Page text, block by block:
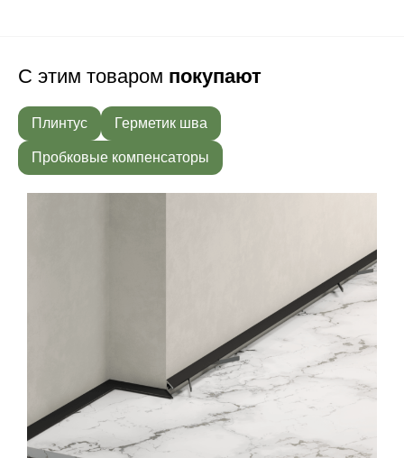
С этим товаром покупают
Плинтус Герметик шва
Пробковые компенсаторы